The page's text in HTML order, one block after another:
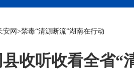
安网 >禁毒“清源断流”湖南在行动
收听收看全省“